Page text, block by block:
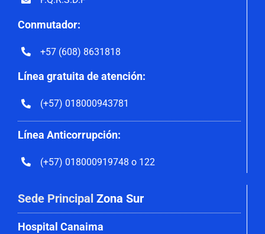
Conmutador:
+57 (608) 8631818
Línea gratuita de atención:
(+57) 018000943781
Línea Anticorrupción:
(+57) 018000919748 o 122
Sede Principal Zona Sur
Hospital Canaima